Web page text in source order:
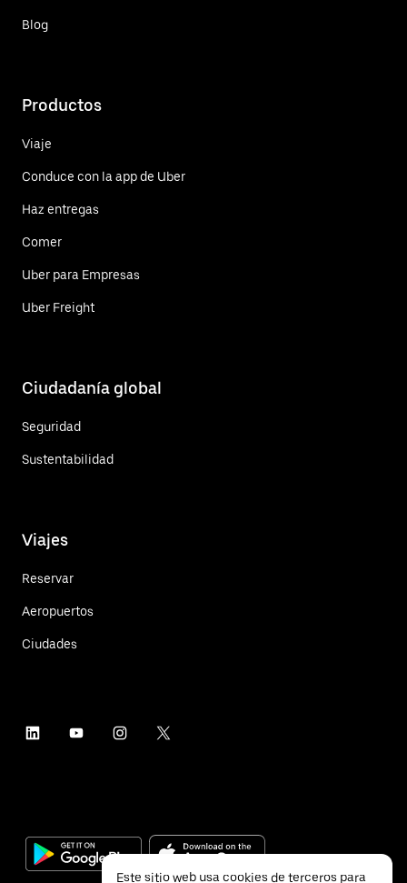
Blog
Productos
Viaje
Conduce con la app de Uber
Haz entregas
Comer
Uber para Empresas
Uber Freight
Ciudadanía global
Seguridad
Sustentabilidad
Viajes
Reservar
Aeropuertos
Ciudades
Este sitio web usa cookies de terceros para